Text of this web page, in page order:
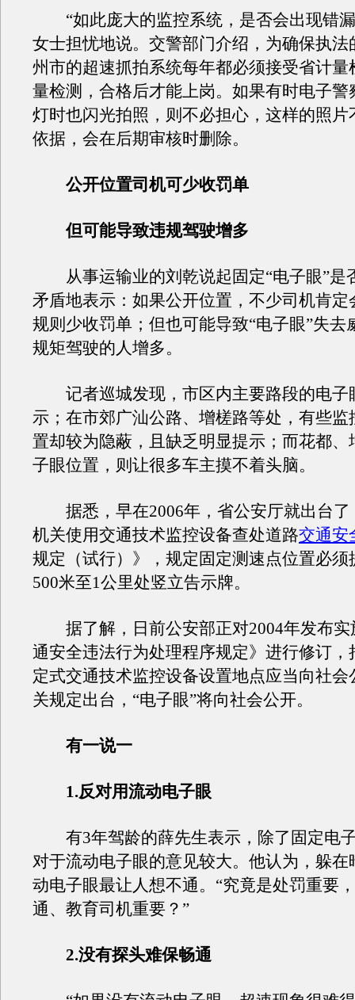
“如此庞大的监控系统，是否会出现错漏
女士担忧地说。交警部门介绍，为确保执法
州市的超速抓拍系统每年都必须接受省计量
量检测，合格后才能上岗。如果有时电子警
灯时也闪光拍照，则不必担心，这样的照片
依据，会在后期审核时删除。
公开位置司机可少收罚单
但可能导致违规驾驶增多
从事运输业的刘乾说起固定“电子眼”是
矛盾地表示：如果公开位置，不少司机肯定
规则少收罚单；但也可能导致“电子眼”失去
规矩驾驶的人增多。
记者巡城发现，市区内主要路段的电子
示；在市郊广汕公路、增槎路等处，有些监
置却较为隐蔽，且缺乏明显提示；而花都、
子眼位置，则让很多车主摸不着头脑。
据悉，早在2006年，省公安厅就出台了
机关使用交通技术监控设备查处道路交通安
规定（试行）》，规定固定测速点位置必须
500米至1公里处竖立告示牌。
据了解，日前公安部正对2004年发布实
通安全违法行为处理程序规定》进行修订，
定式交通技术监控设备设置地点应当向社会
关规定出台，“电子眼”将向社会公开。
有一说一
1.反对用流动电子眼
有3年驾龄的薛先生表示，除了固定电
对于流动电子眼的意见较大。他认为，躲在
动电子眼最让人想不通。“究竟是处罚重要
通、教育司机重要？”
2.没有探头难保畅通